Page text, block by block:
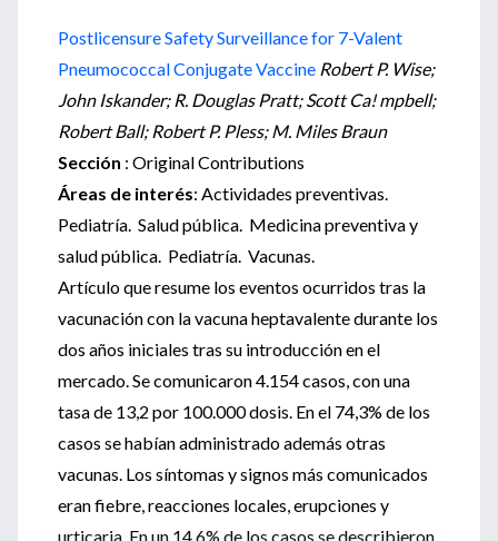
Postlicensure Safety Surveillance for 7-Valent
Pneumococcal Conjugate Vaccine Robert P. Wise;
John Iskander; R. Douglas Pratt; Scott Ca! mpbell;
Robert Ball; Robert P. Pless; M. Miles Braun
Sección : Original Contributions
Áreas de interés: Actividades preventivas.
Pediatría. Salud pública. Medicina preventiva y
salud pública. Pediatría. Vacunas.
Artículo que resume los eventos ocurridos tras la
vacunación con la vacuna heptavalente durante los
dos años iniciales tras su introducción en el
mercado. Se comunicaron 4.154 casos, con una
tasa de 13,2 por 100.000 dosis. En el 74,3% de los
casos se habían administrado además otras
vacunas. Los síntomas y signos más comunicados
eran fiebre, reacciones locales, erupciones y
urticaria. En un 14,6% de los casos se describieron